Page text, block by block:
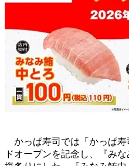
かっぱ寿司では「かっぱ寿
ドオープンを記念し、『み